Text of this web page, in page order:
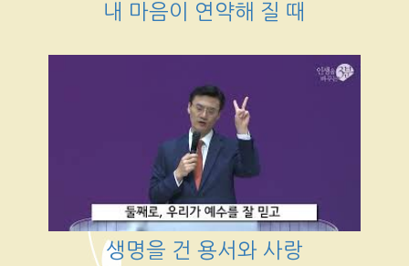
내 마음이 연약해 질 때
생명을 건 용서와 사랑